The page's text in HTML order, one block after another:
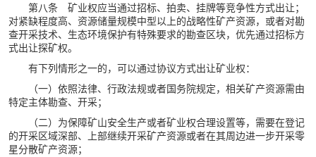
第八条 矿业权应当通过招标、拍卖、挂牌等竞争性方式出让；
对紧缺程度高、资源储量规模中型以上的战略性矿产资源，或者对勘
查开采技术、生态环境保护有特殊要求的勘查区块，优先通过招标方
式出让探矿权。
有下列情形之一的，可以通过协议方式出让矿业权：
（一）依照法律、行政法规或者国务院规定，相关矿产资源需由
特定主体勘查、开采；
（二）为保障矿山安全生产或者矿业权合理设置等，需要在登记
的开采区域深部、上部继续开采矿产资源或者在其周边进一步开采零
星分散矿产资源；